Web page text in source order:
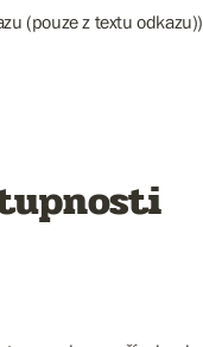
(pouze z textu odkazu))